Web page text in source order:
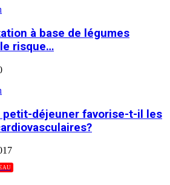
à base de légumes
risque…
petit-déjeuner favorise-t-il les